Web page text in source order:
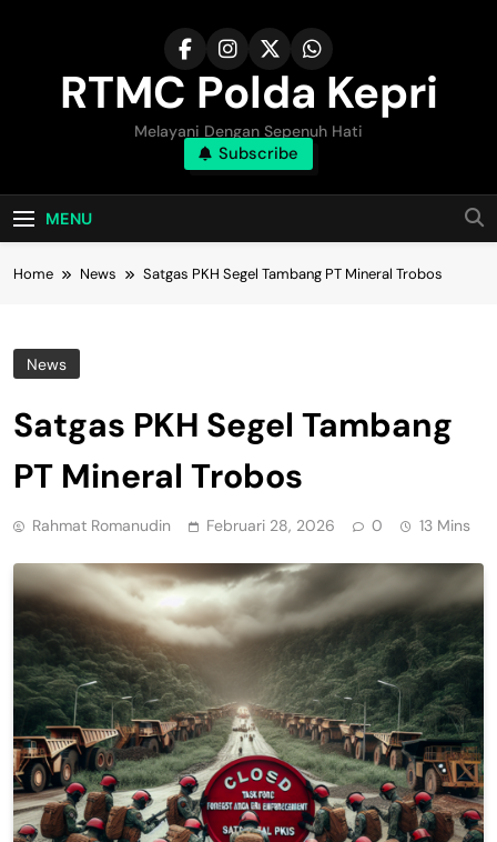
RTMC Polda Kepri
Melayani Dengan Sepenuh Hati
Subscribe
MENU
Home News Satgas PKH Segel Tambang PT Mineral Trobos
News
Satgas PKH Segel Tambang
PT Mineral Trobos
Rahmat Romanudin Februari 28, 2026 0 13 Mins